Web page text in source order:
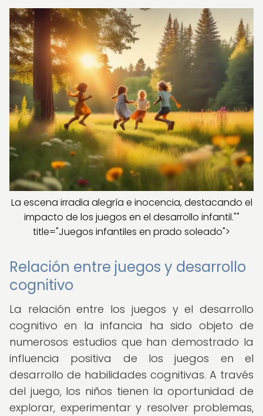
La escena irradia alegría e inocencia, destacando el
impacto de los juegos en el desarrollo infantil.""
title="Juegos infantiles en prado soleado">
Relación entre juegos y desarrollo
cognitivo
La relación entre los juegos y el desarrollo
cognitivo en la infancia ha sido objeto de
numerosos estudios que han demostrado la
influencia positiva de los juegos en el
desarrollo de habilidades cognitivas. A través
del juego, los niños tienen la oportunidad de
explorar, experimentar y resolver problemas,